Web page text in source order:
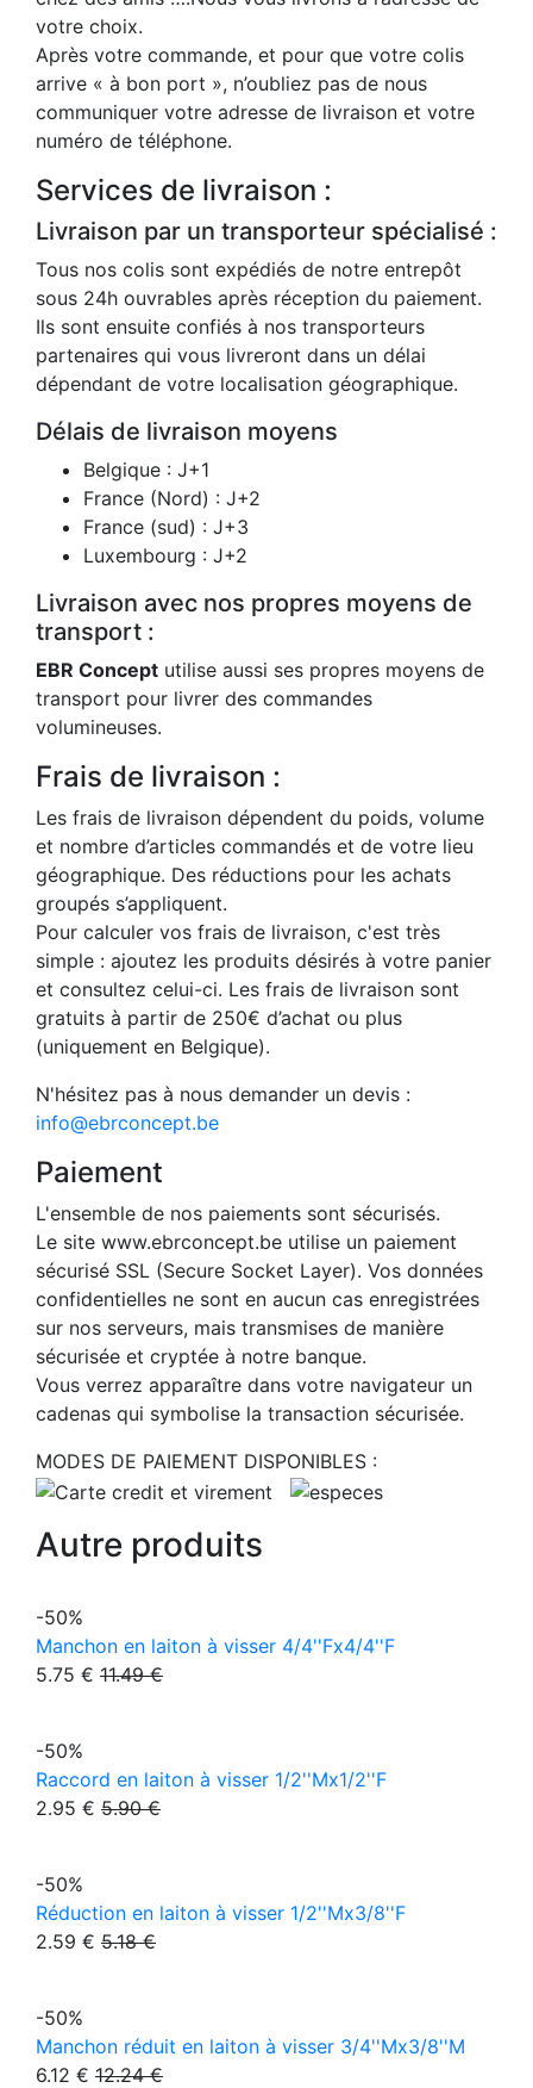
votre choix.
Après votre commande, et pour que votre colis
arrive « à bon port », n’oubliez pas de nous
communiquer votre adresse de livraison et votre
numéro de téléphone.
Services de livraison :
Livraison par un transporteur spécialisé :
Tous nos colis sont expédiés de notre entrepôt
sous 24h ouvrables après réception du paiement.
Ils sont ensuite confiés à nos transporteurs
partenaires qui vous livreront dans un délai
dépendant de votre localisation géographique.
Délais de livraison moyens
Belgique : J+1
France (Nord) : J+2
France (sud) : J+3
Luxembourg : J+2
Livraison avec nos propres moyens de
transport :
EBR Concept utilise aussi ses propres moyens de
transport pour livrer des commandes
volumineuses.
Frais de livraison :
Les frais de livraison dépendent du poids, volume
et nombre d’articles commandés et de votre lieu
géographique. Des réductions pour les achats
groupés s’appliquent.
Pour calculer vos frais de livraison, c'est très
simple : ajoutez les produits désirés à votre panier
et consultez celui-ci. Les frais de livraison sont
gratuits à partir de 250€ d’achat ou plus
(uniquement en Belgique).
N'hésitez pas à nous demander un devis :
info@ebrconcept.be
Paiement
L'ensemble de nos paiements sont sécurisés.
Le site www.ebrconcept.be utilise un paiement
sécurisé SSL (Secure Socket Layer). Vos données
confidentielles ne sont en aucun cas enregistrées
sur nos serveurs, mais transmises de manière
sécurisée et cryptée à notre banque.
Vous verrez apparaître dans votre navigateur un
cadenas qui symbolise la transaction sécurisée.
MODES DE PAIEMENT DISPONIBLES :
Autre produits
-50%
Manchon en laiton à visser 4/4''Fx4/4''F
5.75 € 11.49 €
-50%
Raccord en laiton à visser 1/2''Mx1/2''F
2.95 € 5.90 €
-50%
Réduction en laiton à visser 1/2''Mx3/8''F
2.59 € 5.18 €
-50%
Manchon réduit en laiton à visser 3/4''Mx3/8''M
6.12 € 12.24 €